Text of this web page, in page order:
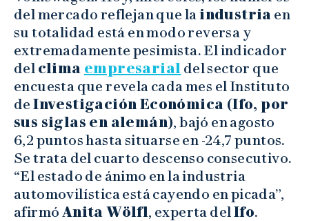
del mercado reflejan que laindustria en
su totalidad está en modo reversa y
extremadamente pesimista. El indicador
del clima empresarial del sector que
encuesta que revela cada mes el Instituto
deInvestigación Económica (Ifo, por
sus siglas en alemán), bajó en agosto
6,2 puntos hasta situarse en -24,7 puntos.
Se trata del cuarto descenso consecutivo.
“El estado de ánimo en la industria
automovilística está cayendo en picada”,
afirmó Anita Wölfl, experta delIfo.